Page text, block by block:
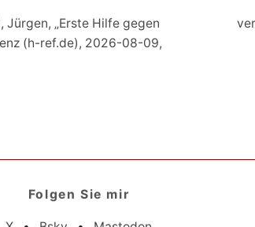
Jürgen, „Erste Hilfe gegen
(h-ref.de), 2026-08-09,
Folgen Sie mir